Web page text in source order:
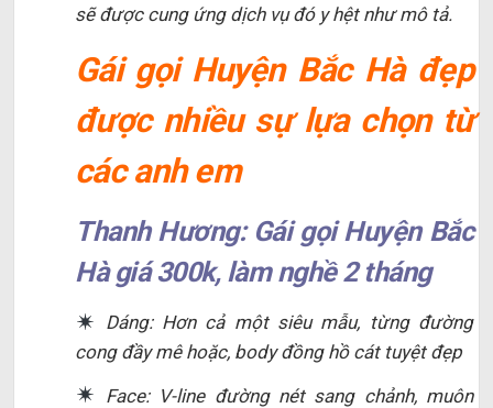
sẽ được cung ứng dịch vụ đó y hệt như mô tả.
Gái gọi Huyện Bắc Hà đẹp
được nhiều sự lựa chọn từ
các anh em
Thanh Hương: Gái gọi Huyện Bắc
Hà giá 300k, làm nghề 2 tháng
Dáng: Hơn cả một siêu mẫu, từng đường
cong đầy mê hoặc, body đồng hồ cát tuyệt đẹp
Face: V-line đường nét sang chảnh, muôn